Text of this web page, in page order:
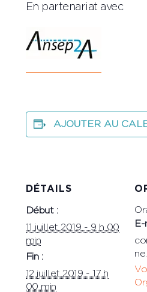
En partenariat avec
AJOUTER AU
DÉTAILS
Début :
11 juillet 2019 - 9 h 00
min
Fin :
12 juillet 2019 - 17 h
00 min
E-